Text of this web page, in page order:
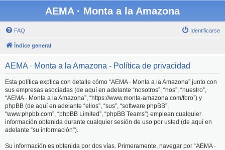
AEMA · Monta a la Amazona
FAQ Identificarse
Índice general
AEMA · Monta a la Amazona - Política de privacidad
Esta política explica con detalle cómo “AEMA · Monta a la Amazona” junto con
sus empresas asociadas (de aquí en adelante “nosotros”, “nos”, “nuestro”,
“AEMA · Monta a la Amazona”, “https://www.monta-amazona.com/foro”) y
phpBB (de aquí en adelante “ellos”, “sus”, “software phpBB”,
“www.phpbb.com”, “phpBB Limited”, “phpBB Teams”) emplean cualquier
información obtenida durante cualquier sesión de uso por usted (de aquí en
adelante “su información”).
Su información es obtenida por dos vías. Primeramente, navegar por “AEMA ·